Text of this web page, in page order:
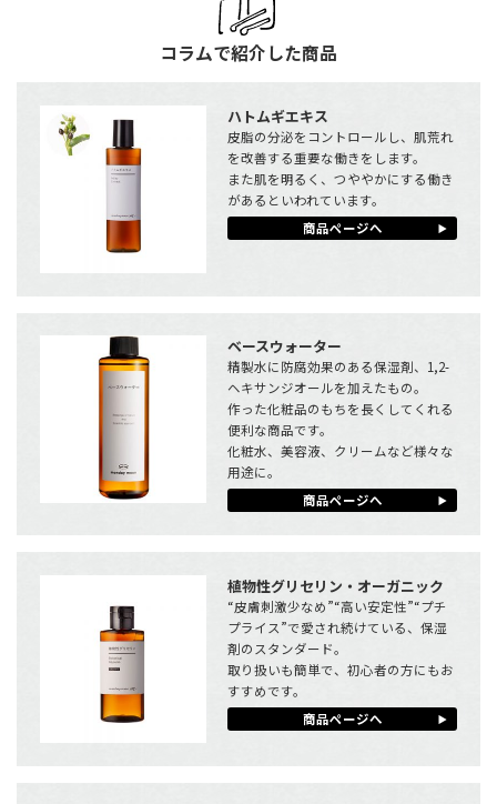
コラムで紹介した商品
ハトムギエキス
皮脂の分泌をコントロールし、肌荒れ
を改善する重要な働きをします。
また肌を明るく、つややかにする働き
があるといわれています。
商品ページへ
ベースウォーター
精製水に防腐効果のある保湿剤、1,2-
ヘキサンジオールを加えたもの。
作った化粧品のもちを長くしてくれる
便利な商品です。
化粧水、美容液、クリームなど様々な
用途に。
商品ページへ
植物性グリセリン・オーガニック
“皮膚刺激少なめ”“高い安定性”“プチ
プライス”で愛され続けている、保湿
剤のスタンダード。
取り扱いも簡単で、初心者の方にもお
すすめです。
商品ページへ